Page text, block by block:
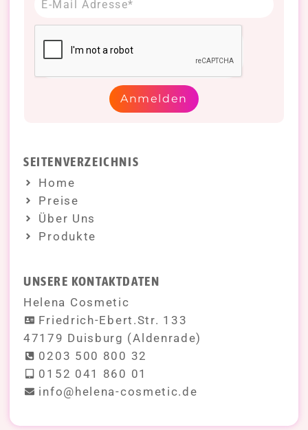
Anmelden
SEITENVERZEICHNIS
Home
Preise
Über Uns
Produkte
UNSERE KONTAKTDATEN
Helena Cosmetic
Friedrich-Ebert.Str. 133
47179 Duisburg (Aldenrade)
0203 500 800 32
0152 041 860 01
info@helena-cosmetic.de